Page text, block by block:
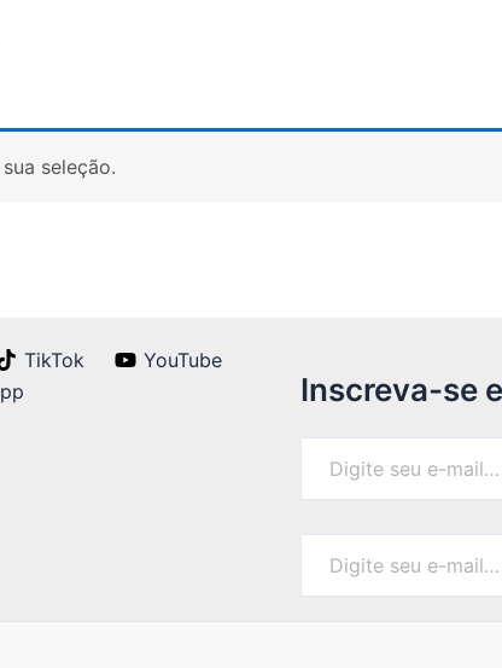
seleção.
TikTok
YouTube
Inscreva-se